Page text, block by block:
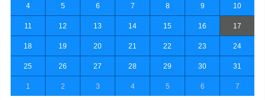
4 5 6 7 8 9 10
11 12 13 14 15 16 17
18 19 20 21 22 23 24
25 26 27 28 29 30 31
1 2 3 4 5 6 7